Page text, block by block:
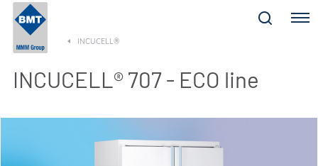
Menu
INCUCELL®
INCUCELL® 707 - ECO line